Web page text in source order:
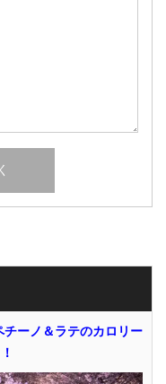
チーノ＆ラテのカロリー